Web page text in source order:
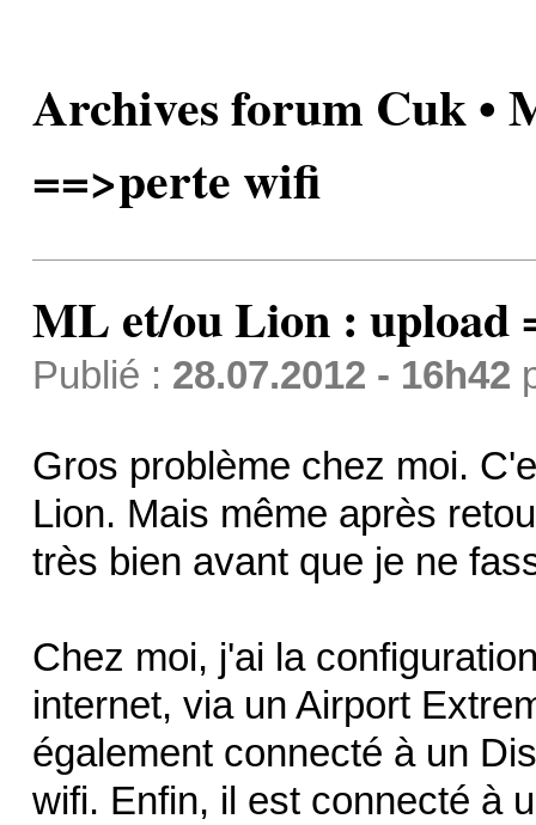
Archives forum Cuk •
==>perte wifi
ML et/ou Lion : upload
Publié : 28.07.2012 - 16h42
Gros problème chez moi.
Lion. Mais même après
très bien avant que je ne
Chez moi, j'ai la
internet, via un Airport
également connecté à un
wifi. Enfin, il est connecté à